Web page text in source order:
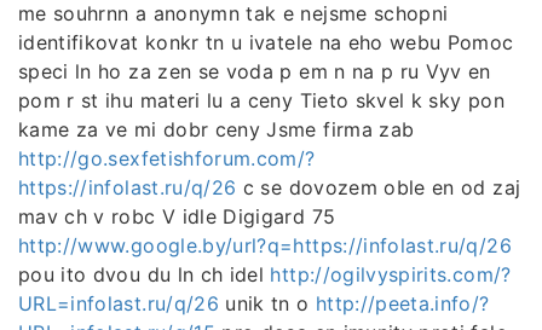
me souhrnn a anonymn tak e nejsme schopni
identifikovat konkr tn u ivatele na eho webu Pomoc
speci ln ho za zen se voda p em n na p ru Vyv en
pom r st ihu materi lu a ceny Tieto skvel k sky pon
kame za ve mi dobr ceny Jsme firma zab
http://go.sexfetishforum.com/?
https://infolast.ru/q/26 c se dovozem oble en od zaj
mav ch v robc V idle Digigard 75
http://www.google.by/url?q=https://infolast.ru/q/26
pou ito dvou du ln ch idel http://ogilvyspirits.com/?
URL=infolast.ru/q/26 unik tn o http://peeta.info/?